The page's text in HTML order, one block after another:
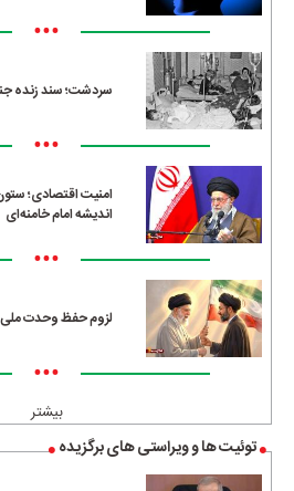
•••
سردشت؛ سند زنده
•••
امنیت اقتصادی؛
اندیشه امام خامنه‌ای
•••
لزوم حفظ وحدت ملی
•••
بیشتر
توئیت ها و ویراستی های برگزیده